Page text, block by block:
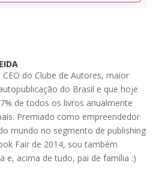
do Clube de Autores, maior
do Brasil e que hoje
de todos os livros anualmente
Premiado como empreendedor
mundo no segmento de publishing
Fair de 2014, sou também
e, acima de tudo, pai de família :)